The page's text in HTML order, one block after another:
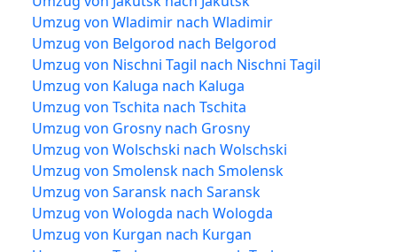
Umzug von Wladimir nach Wladimir
Umzug von Belgorod nach Belgorod
Umzug von Nischni Tagil nach Nischni Tagil
Umzug von Kaluga nach Kaluga
Umzug von Tschita nach Tschita
Umzug von Grosny nach Grosny
Umzug von Wolschski nach Wolschski
Umzug von Smolensk nach Smolensk
Umzug von Saransk nach Saransk
Umzug von Wologda nach Wologda
Umzug von Kurgan nach Kurgan